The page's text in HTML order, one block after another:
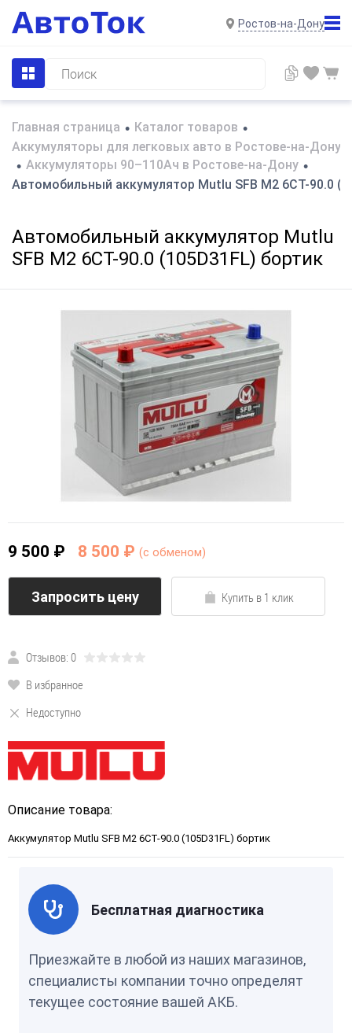
Ростов-на-Дону
Главная страница • Каталог товаров •
Аккумуляторы для легковых авто в Ростове-на-Дону
• Аккумуляторы 90–110Ач в Ростове-на-Дону •
Автомобильный аккумулятор Mutlu SFB M2 6СТ-90.0
Автомобильный аккумулятор Mutlu
SFB M2 6СТ-90.0 (105D31FL) бортик
9 500 ₽ 8 500 ₽ (c обменом)
Запросить цену Купить в 1 клик
Отзывов: 0
В избранное
Недоступно
Описание товара:
Аккумулятор Mutlu SFB M2 6СТ-90.0 (105D31FL) бортик
Бесплатная диагностика
Приезжайте в любой из наших магазинов,
специалисты компании точно определят
текущее состояние вашей АКБ.